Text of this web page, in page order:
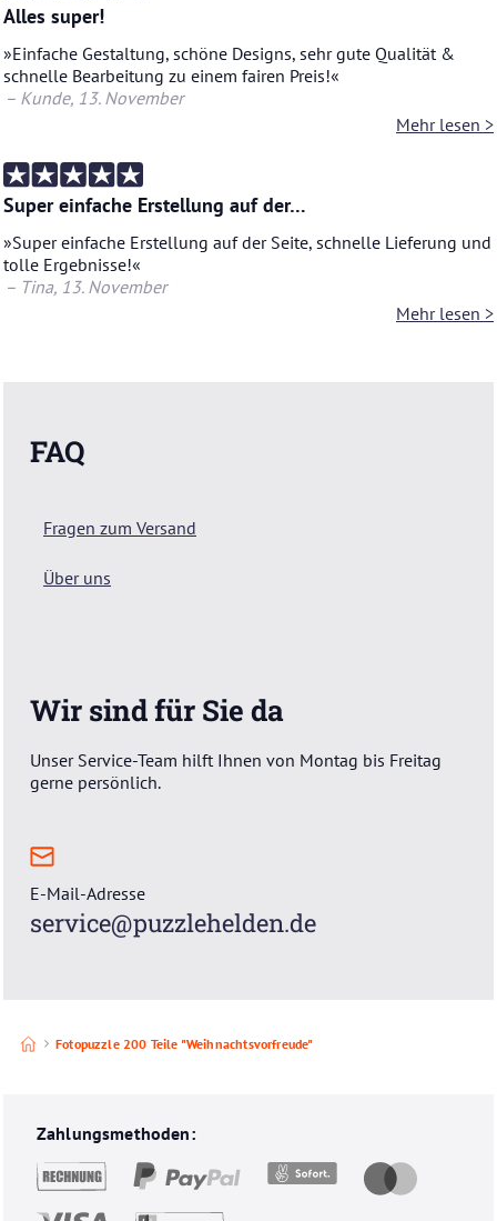
Alles super!
»Ein­fa­che Ge­stal­tung, schö­ne De­signs, sehr gute Qua­li­tät &
schnel­le Be­ar­bei­tung zu einem fai­ren Preis!«
– Kunde, 13. No­vem­ber
Mehr lesen >
Super einfache Erstellung auf der…
»Super ein­fa­che Er­stel­lung auf der Seite, schnel­le Lie­fe­rung und
tolle Er­geb­nis­se!«
– Tina, 13. No­vem­ber
Mehr lesen >
FAQ
Fragen zum Versand
Über uns
Wir sind für Sie da
Unser Service-Team hilft Ihnen von Montag bis Freitag
gerne persönlich.
E-Mail-Adresse
service@puzzlehelden.de
Fotopuzzle 200 Teile "Weihnachtsvorfreude"
Unsere Zahlungsmethoden und Versandarten
Zahlungsmethoden: